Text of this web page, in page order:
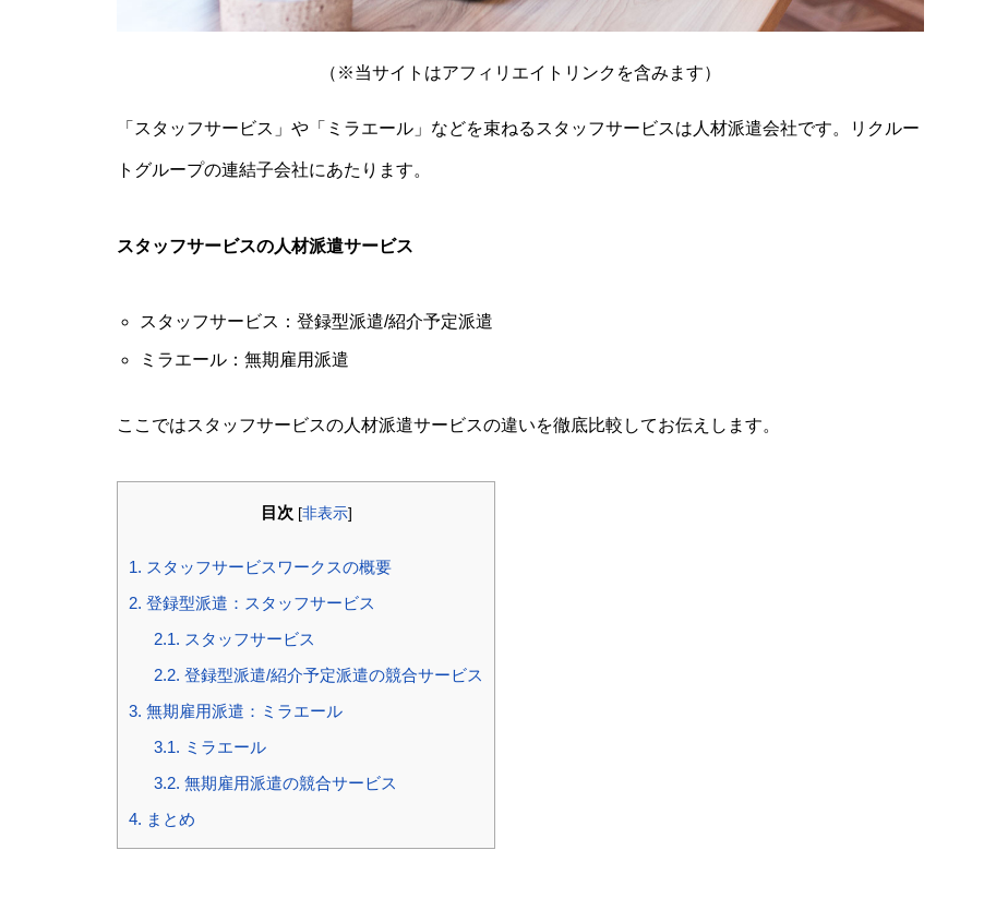
（※当サイトはアフィリエイトリンクを含みます）
「スタッフサービス」や「ミラエール」などを束ねるスタッフサービスは人材派遣会社です。リクルー
トグループの連結子会社にあたります。
スタッフサービスの人材派遣サービス
スタッフサービス：登録型派遣/紹介予定派遣
ミラエール：無期雇用派遣
ここではスタッフサービスの人材派遣サービスの違いを徹底比較してお伝えします。
目次 [非表示]
1. スタッフサービスワークスの概要
2. 登録型派遣：スタッフサービス
2.1. スタッフサービス
2.2. 登録型派遣/紹介予定派遣の競合サービス
3. 無期雇用派遣：ミラエール
3.1. ミラエール
3.2. 無期雇用派遣の競合サービス
4. まとめ